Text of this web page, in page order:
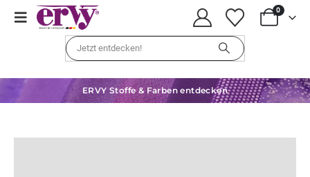
0
ERVY Stoffe & Farben entdecken